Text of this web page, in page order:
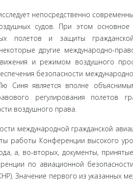
непо­средственно
судов. При этом
полетов и защиты
другие международно-
и режимом воздушного
безопасности
Синя является вполне
регулирования полетов
воздушного права.
междуна­родной гражданской
работы Кон­ференции высокого
а, во-вторых, до­кументы,
по ави­ационной
Значение первого из